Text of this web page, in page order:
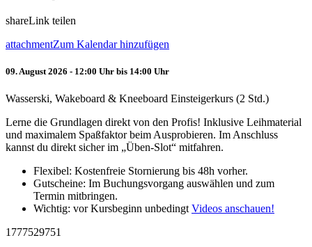
shareLink teilen
attachmentZum Kalendar hinzufügen
09. August 2026 - 12:00 Uhr bis 14:00 Uhr
Wasserski, Wakeboard & Kneeboard Einsteigerkurs (2 Std.)
Lerne die Grundlagen direkt von den Profis! Inklusive Leihmaterial
und maximalem Spaßfaktor beim Ausprobieren. Im Anschluss
kannst du direkt sicher im „Üben-Slot“ mitfahren.
Flexibel: Kostenfreie Stornierung bis 48h vorher.
Gutscheine: Im Buchungsvorgang auswählen und zum
Termin mitbringen.
Wichtig: vor Kursbeginn unbedingt Videos anschauen!
1777529751